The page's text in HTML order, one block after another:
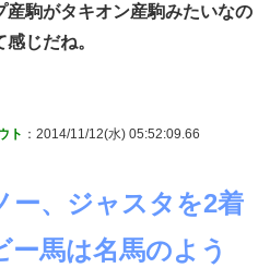
産駒がタキオン産駒みたいなの
じだね。
ト ：2014/11/12(水) 05:52:09.66
ー、ジャスタを2着
ー馬は名馬のよう